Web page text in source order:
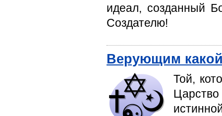
идеал, созданный
Создателю!
Верующим
Той,